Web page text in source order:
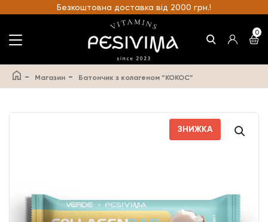
Безкоштовна доставка від 2000 грн.!
0
- Магазин - Батончик з колагеном “КОКОС”
ЗНИЖКА